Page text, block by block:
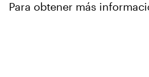
Para obtener más